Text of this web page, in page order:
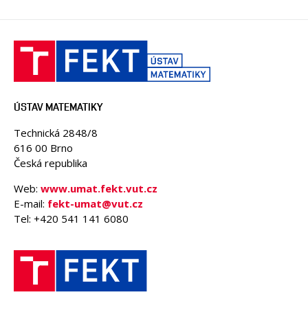
ÚSTAV MATEMATIKY
Technická 2848/8
616 00 Brno
Česká republika
Web: www.umat.fekt.vut.cz
E-mail: fekt-umat@vut.cz
Tel: +420 541 141 6080